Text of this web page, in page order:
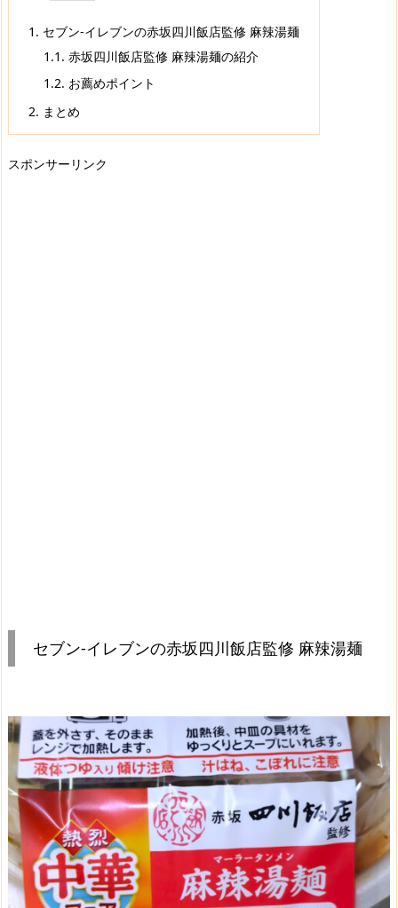
1. セブン-イレブンの赤坂四川飯店監修 麻辣湯麺
1.1. 赤坂四川飯店監修 麻辣湯麺の紹介
1.2. お薦めポイント
2. まとめ
スポンサーリンク
セブン-イレブンの赤坂四川飯店監修 麻辣湯麺